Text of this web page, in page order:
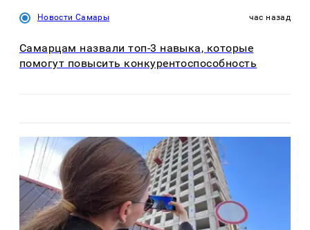
Новости Самары час назад
Самарцам назвали топ-3 навыка, которые
помогут повысить конкурентоспособность